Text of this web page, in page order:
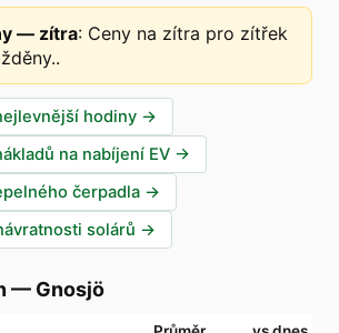
— zítra: Ceny na zítra pro zítřek
.
hodiny →
na nabíjení EV →
čerpadla →
solárů →
— Gnosjö